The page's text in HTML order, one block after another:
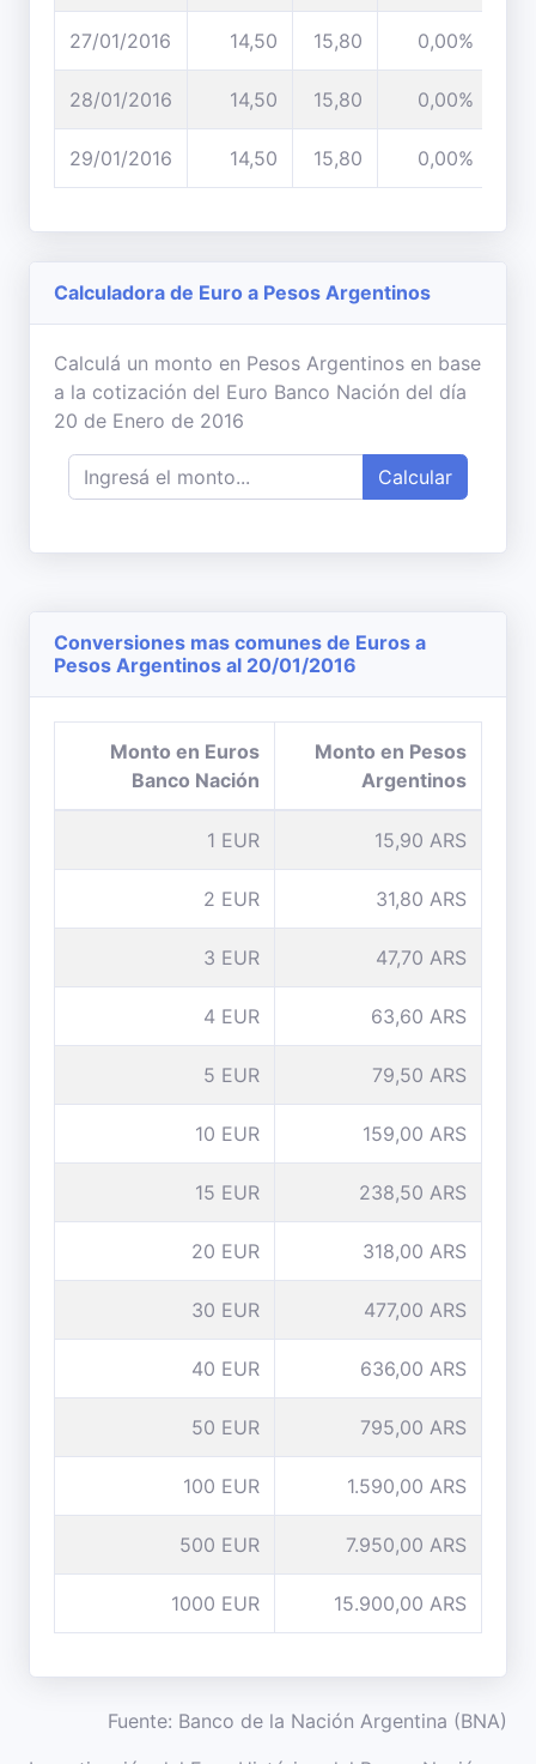
27/01/2016 14,50 15,80 0,00%
28/01/2016 14,50 15,80 0,00%
29/01/2016 14,50 15,80 0,00%
Calculadora de Euro a Pesos Argentinos
Calculá un monto en Pesos Argentinos en base
a la cotización del Euro Banco Nación del día
20 de Enero de 2016
Calcular
Conversiones mas comunes de Euros a
Pesos Argentinos al 20/01/2016
Monto en Euros
Banco Nación
Monto en Pesos
Argentinos
1 EUR 15,90 ARS
2 EUR 31,80 ARS
3 EUR 47,70 ARS
4 EUR 63,60 ARS
5 EUR 79,50 ARS
10 EUR 159,00 ARS
15 EUR 238,50 ARS
20 EUR 318,00 ARS
30 EUR 477,00 ARS
40 EUR 636,00 ARS
50 EUR 795,00 ARS
100 EUR 1.590,00 ARS
500 EUR 7.950,00 ARS
1000 EUR 15.900,00 ARS
Fuente: Banco de la Nación Argentina (BNA)